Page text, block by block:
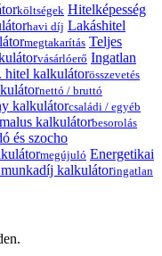
költségek Hitelképesség
havi díj Lakáshitel
megtakarítás Teljes
vásárlóerő Ingatlan
hitel kalkulátorösszevetés
nettó / bruttó
kalkulátorcsaládi / egyéb
kalkulátorbesorolás
és szocho
megújuló Energetikai
kalkulátoringatlan